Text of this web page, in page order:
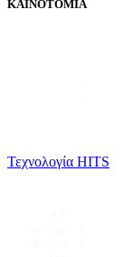
ΚΑΙΝΟΤΟΜΙΑ
Τεχνολογία HITS